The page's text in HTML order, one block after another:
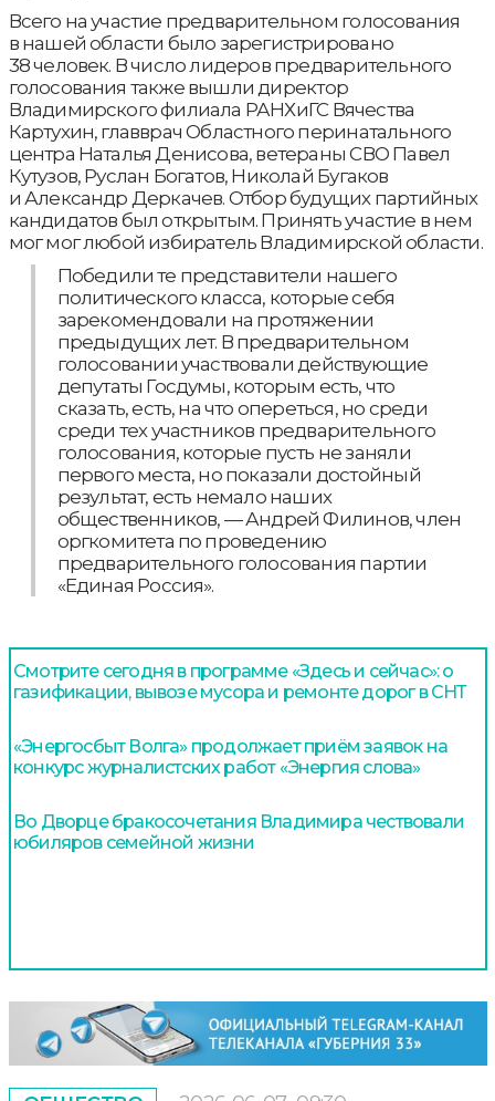
Всего на участие предварительном голосования
в нашей области было зарегистрировано
38 человек. В число лидеров предварительного
голосования также вышли директор
Владимирского филиала РАНХиГС Вячества
Картухин, главврач Областного перинатального
центра Наталья Денисова, ветераны СВО Павел
Кутузов, Руслан Богатов, Николай Бугаков
и Александр Деркачев. Отбор будущих партийных
кандидатов был открытым. Принять участие в нем
мог мог любой избиратель Владимирской области.
Победили те представители нашего
политического класса, которые себя
зарекомендовали на протяжении
предыдущих лет. В предварительном
голосовании участвовали действующие
депутаты Госдумы, которым есть, что
сказать, есть, на что опереться, но среди
среди тех участников предварительного
голосования, которые пусть не заняли
первого места, но показали достойный
результат, есть немало наших
общественников, — Андрей Филинов, член
оргкомитета по проведению
предварительного голосования партии
«Единая Россия».
Смотрите сегодня в программе «Здесь и сейчас»: о
газификации, вывозе мусора и ремонте дорог в СНТ
«Энергосбыт Волга» продолжает приём заявок на
конкурс журналистских работ «Энергия слова»
Во Дворце бракосочетания Владимира чествовали
юбиляров семейной жизни